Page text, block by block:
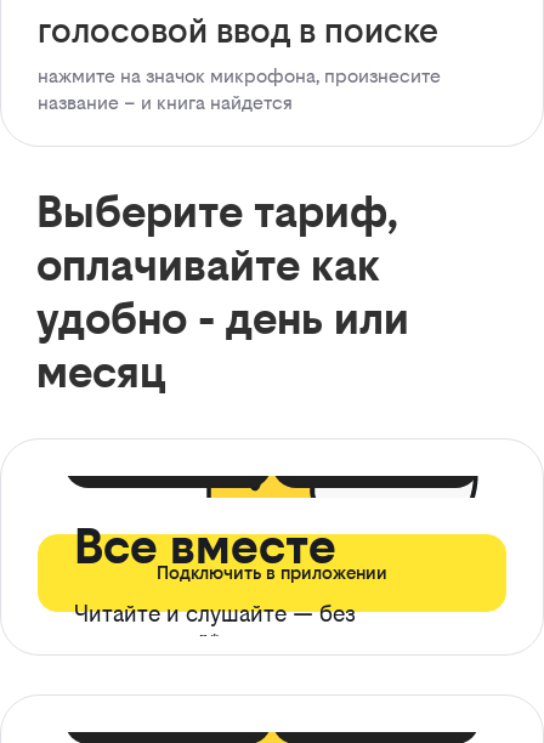
голосовой ввод в поиске
нажмите на значок микрофона, произнесите
название – и книга найдется
Выберите тариф,
оплачивайте как
удобно - день или
месяц
Все вместе
Читайте и слушайте — без
ограничений*
Подключить в приложении